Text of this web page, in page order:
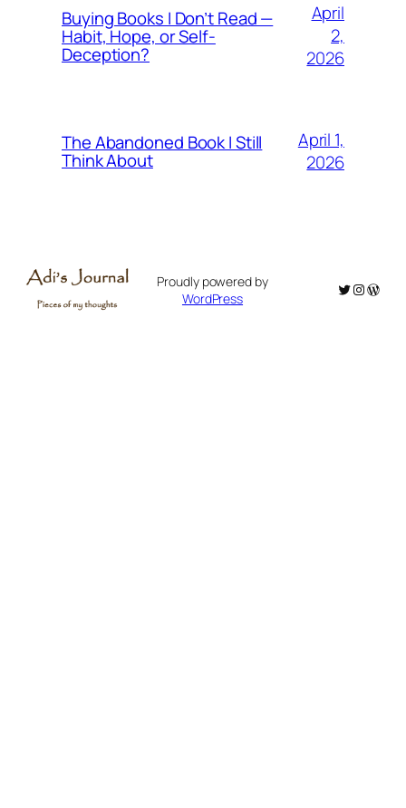
Buying Books I Don’t Read —
Habit, Hope, or Self-
Deception?
April
2,
2026
The Abandoned Book I Still
Think About
April 1,
2026
Proudly powered by
WordPress
Twitter